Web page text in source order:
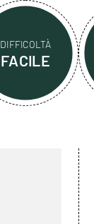
DIFFICOLTÀ
FACILE